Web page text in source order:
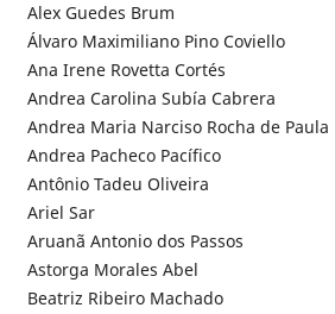
Alex Guedes Brum
Álvaro Maximiliano Pino Coviello
Ana Irene Rovetta Cortés
Andrea Carolina Subía Cabrera
Andrea Maria Narciso Rocha de Paula
Andrea Pacheco Pacífico
Antônio Tadeu Oliveira
Ariel Sar
Aruanã Antonio dos Passos
Astorga Morales Abel
Beatriz Ribeiro Machado